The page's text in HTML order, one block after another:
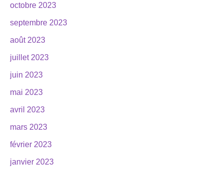
octobre 2023
septembre 2023
août 2023
juillet 2023
juin 2023
mai 2023
avril 2023
mars 2023
février 2023
janvier 2023